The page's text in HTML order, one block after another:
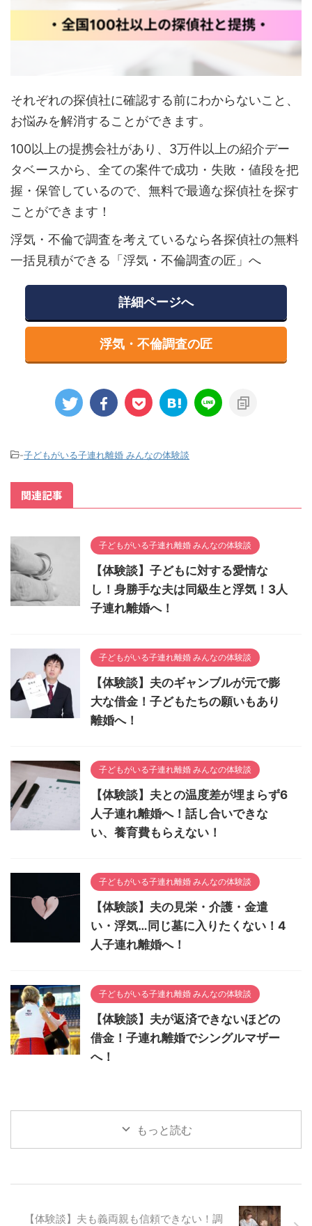
それぞれの探偵社に確認する前にわからないこと、
お悩みを解消することができます。
100以上の提携会社があり、3万件以上の紹介デー
タベースから、全ての案件で成功・失敗・値段を把
握・保管しているので、無料で最適な探偵社を探す
ことができます！
浮気・不倫で調査を考えているなら各探偵社の無料
一括見積ができる「浮気・不倫調査の匠」へ
詳細ページへ
浮気・不倫調査の匠
-子どもがいる子連れ離婚 みんなの体験談
関連記事
子どもがいる子連れ離婚 みんなの体験談
【体験談】子どもに対する愛情な
し！身勝手な夫は同級生と浮気！3人
子連れ離婚へ！
子どもがいる子連れ離婚 みんなの体験談
【体験談】夫のギャンブルが元で膨
大な借金！子どもたちの願いもあり
離婚へ！
子どもがいる子連れ離婚 みんなの体験談
【体験談】夫との温度差が埋まらず6
人子連れ離婚へ！話し合いできな
い、養育費もらえない！
子どもがいる子連れ離婚 みんなの体験談
【体験談】夫の見栄・介護・金遣
い・浮気…同じ墓に入りたくない！4
人子連れ離婚へ！
子どもがいる子連れ離婚 みんなの体験談
【体験談】夫が返済できないほどの
借金！子連れ離婚でシングルマザー
へ！
もっと読む
【体験談】夫も義両親も信頼できない！調